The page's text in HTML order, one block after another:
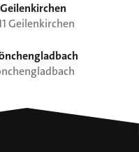
Geilenkirchen